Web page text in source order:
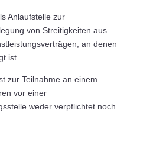
Anlaufstelle zur
von Streitigkeiten aus
an denen
ist.
zur Teilnahme an einem
vor einer
weder verpflichtet noch